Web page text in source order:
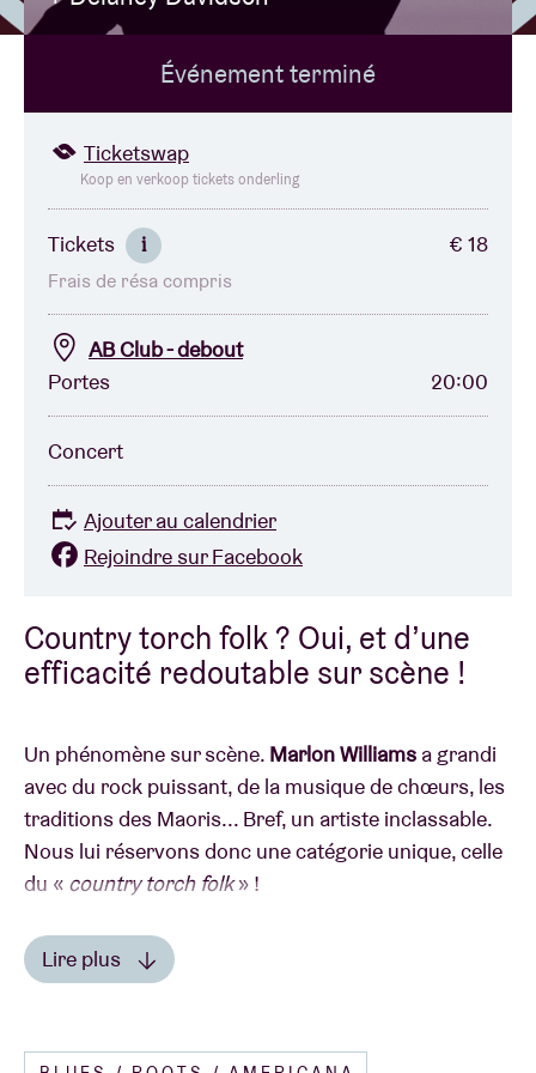
Location de salles
BRDCST
Chèque-concert
À propos de l'AB
Country torch folk ? Oui, et d’une
efficacité redoutable sur scène !
Un phénomène sur scène. Marlon Williams a grandi
avec du rock puissant, de la musique de chœurs, les
traditions des Maoris... Bref, un artiste inclassable.
Nous lui réservons donc une catégorie unique, celle
du « country torch folk» !
Lire plus
Événement terminé
Ticketswap
Koop en verkoop tickets onderling
Tickets i € 18
Frais de résa compris
AB Club - debout
Portes
20:00
Concert
Ajouter au calendrier
Rejoindre sur Facebook